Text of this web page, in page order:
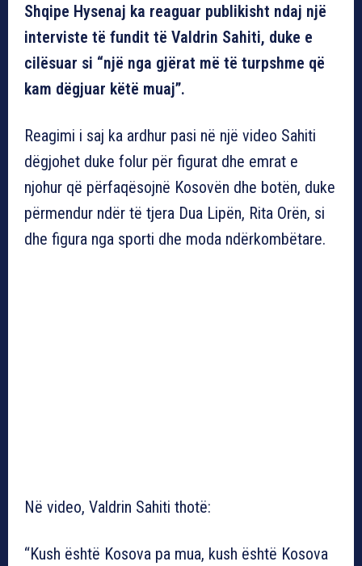
Shqipe Hysenaj ka reaguar publikisht ndaj një
interviste të fundit të Valdrin Sahiti, duke e
cilësuar si “një nga gjërat më të turpshme që
kam dëgjuar këtë muaj”.
Reagimi i saj ka ardhur pasi në një video Sahiti
dëgjohet duke folur për figurat dhe emrat e
njohur që përfaqësojnë Kosovën dhe botën, duke
përmendur ndër të tjera Dua Lipën, Rita Orën, si
dhe figura nga sporti dhe moda ndërkombëtare.
Në video, Valdrin Sahiti thotë:
“Kush është Kosova pa mua, kush është Kosova